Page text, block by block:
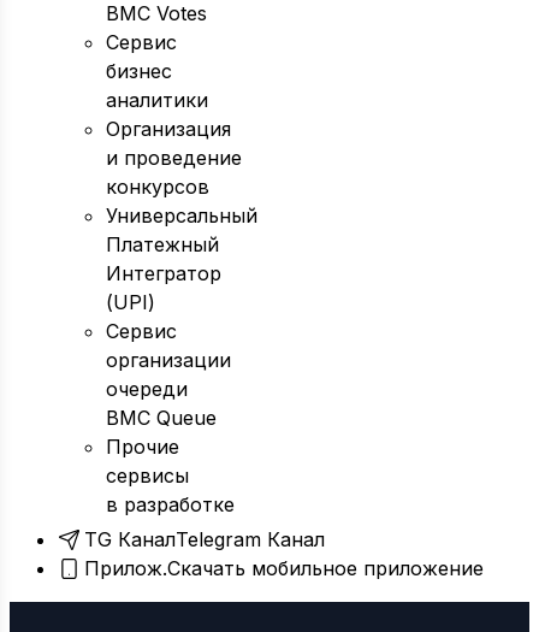
BMC Votes
Сервис
бизнес
аналитики
Организация
и проведение
конкурсов
Универсальный
Платежный
Интегратор
(UPI)
Сервис
организации
очереди
BMC Queue
Прочие
сервисы
в разработке
TG КаналTelegram Канал
Прилож.Скачать мобильное приложение